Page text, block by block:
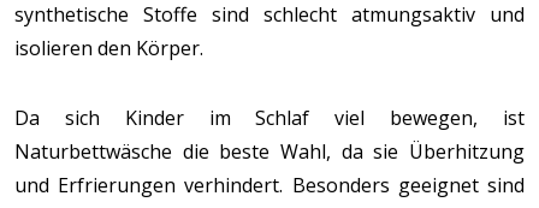
synthetische Stoffe sind schlecht atmungsaktiv und
isolieren den Körper.
Da sich Kinder im Schlaf viel bewegen, ist
Naturbettwäsche die beste Wahl, da sie Überhitzung
und Erfrierungen verhindert. Besonders geeignet sind